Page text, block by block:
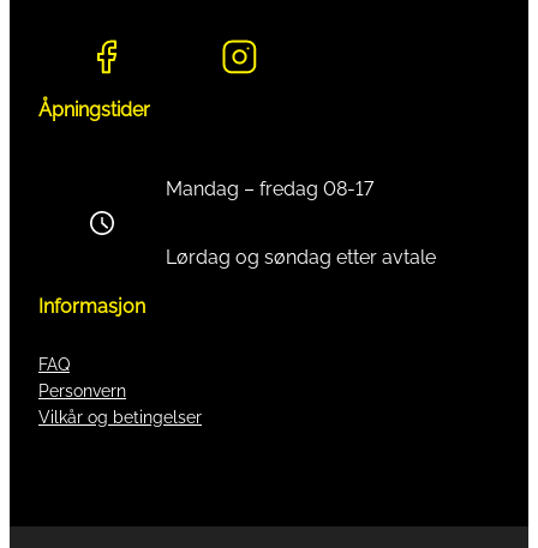
Åpningstider
Mandag – fredag 08-17
Lørdag og søndag etter avtale
Informasjon
FAQ
Personvern
Vilkår og betingelser